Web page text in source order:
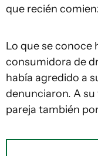
que recién
Lo que se conoce
consumidora de
había agredido a
denunciaron. A su
pareja también